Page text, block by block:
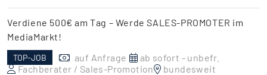
Verdiene 500€ am Tag – Werde SALES-PROMOTER im
MediaMarkt!
TOP-JOB auf Anfrage
ab sofort - unbefr.
Fachberater / Sales-Promotion
bundesweit